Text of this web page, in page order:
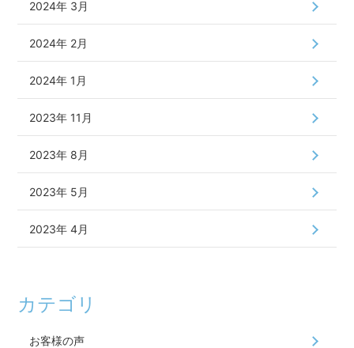
2024年 3月
2024年 2月
2024年 1月
2023年 11月
2023年 8月
2023年 5月
2023年 4月
カテゴリ
お客様の声